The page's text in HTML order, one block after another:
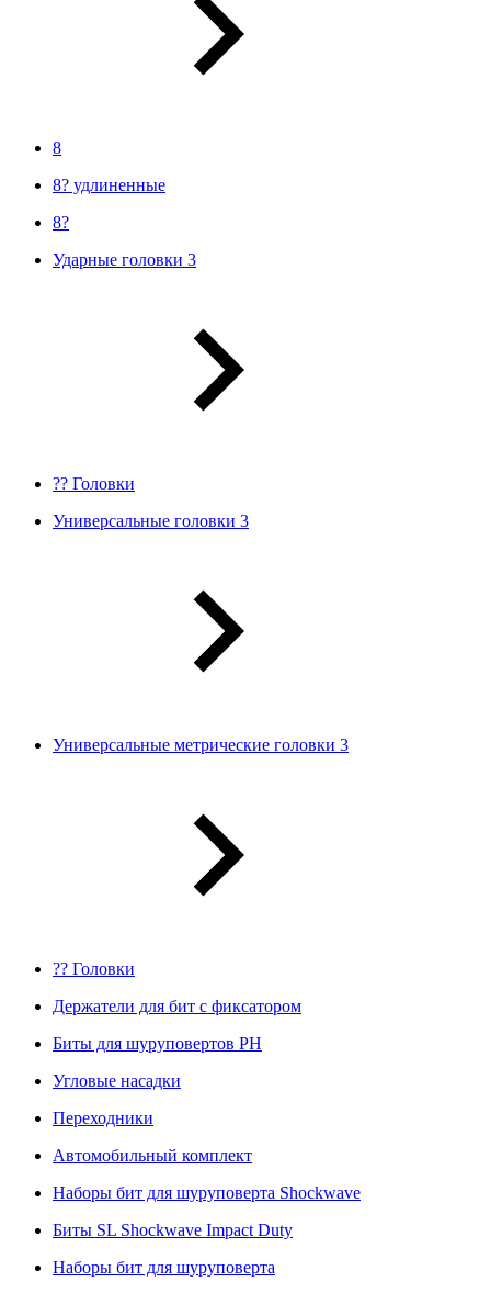
8
8? удлиненные
8?
Ударные головки 3
?? Головки
Универсальные головки 3
Универсальные метрические головки 3
?? Головки
Держатели для бит с фиксатором
Биты для шуруповертов PH
Угловые насадки
Переходники
Автомобильный комплект
Наборы бит для шуруповерта Shockwave
Биты SL Shockwave Impact Duty
Наборы бит для шуруповерта